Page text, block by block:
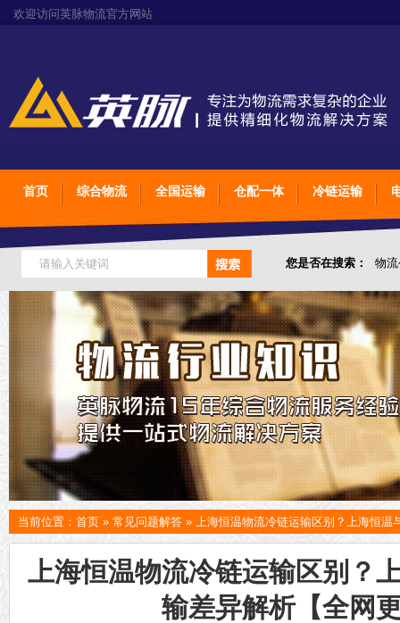
欢迎访问英脉物流官方网站
首页 综合物流 全国运输 仓配一体 冷链运输
您是否在搜索： 物
仓储综合专业定制物
当前位置： 首页 » 常见问题解答 » 上海恒温物流冷链运输区别？上海恒温
上海恒温物流冷链运输区别？
输差异解析【全网